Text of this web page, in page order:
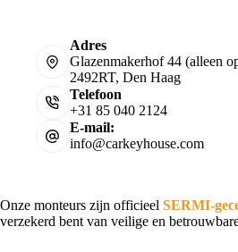
Adres
Glazenmakerhof 44 (alleen
2492RT, Den Haag
Telefoon
+31 85 040 2124
E-mail:
info@carkeyhouse.com
Onze monteurs zijn officieel SERMI-
verzekerd bent van veilige en